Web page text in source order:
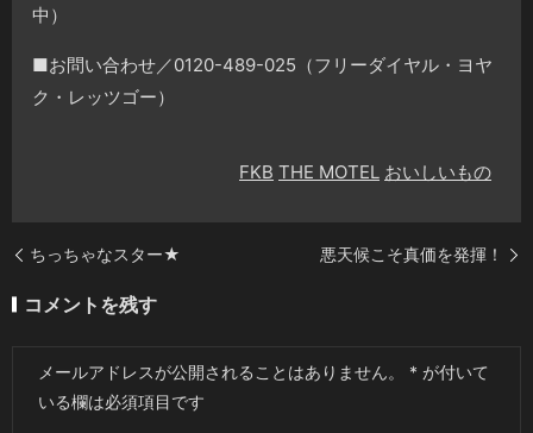
中）
■お問い合わせ／0120-489-025（フリーダイヤル・ヨヤ
ク・レッツゴー）
FKB THE MOTEL おいしいもの
ちっちゃなスター★ 悪天候こそ真価を発揮！
コメントを残す
メールアドレスが公開されることはありません。 * が付いて
いる欄は必須項目です